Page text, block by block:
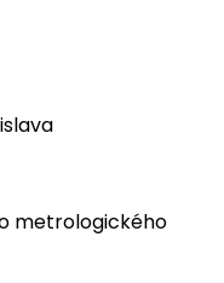
metrologického